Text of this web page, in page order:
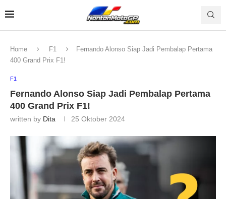
Home F1
Fernando Alonso Siap Jadi Pembalap Pertama
400 Grand Prix F1!
F1
Fernando Alonso Siap Jadi Pembalap Pertama
400 Grand Prix F1!
written by Dita 25 Oktober 2024